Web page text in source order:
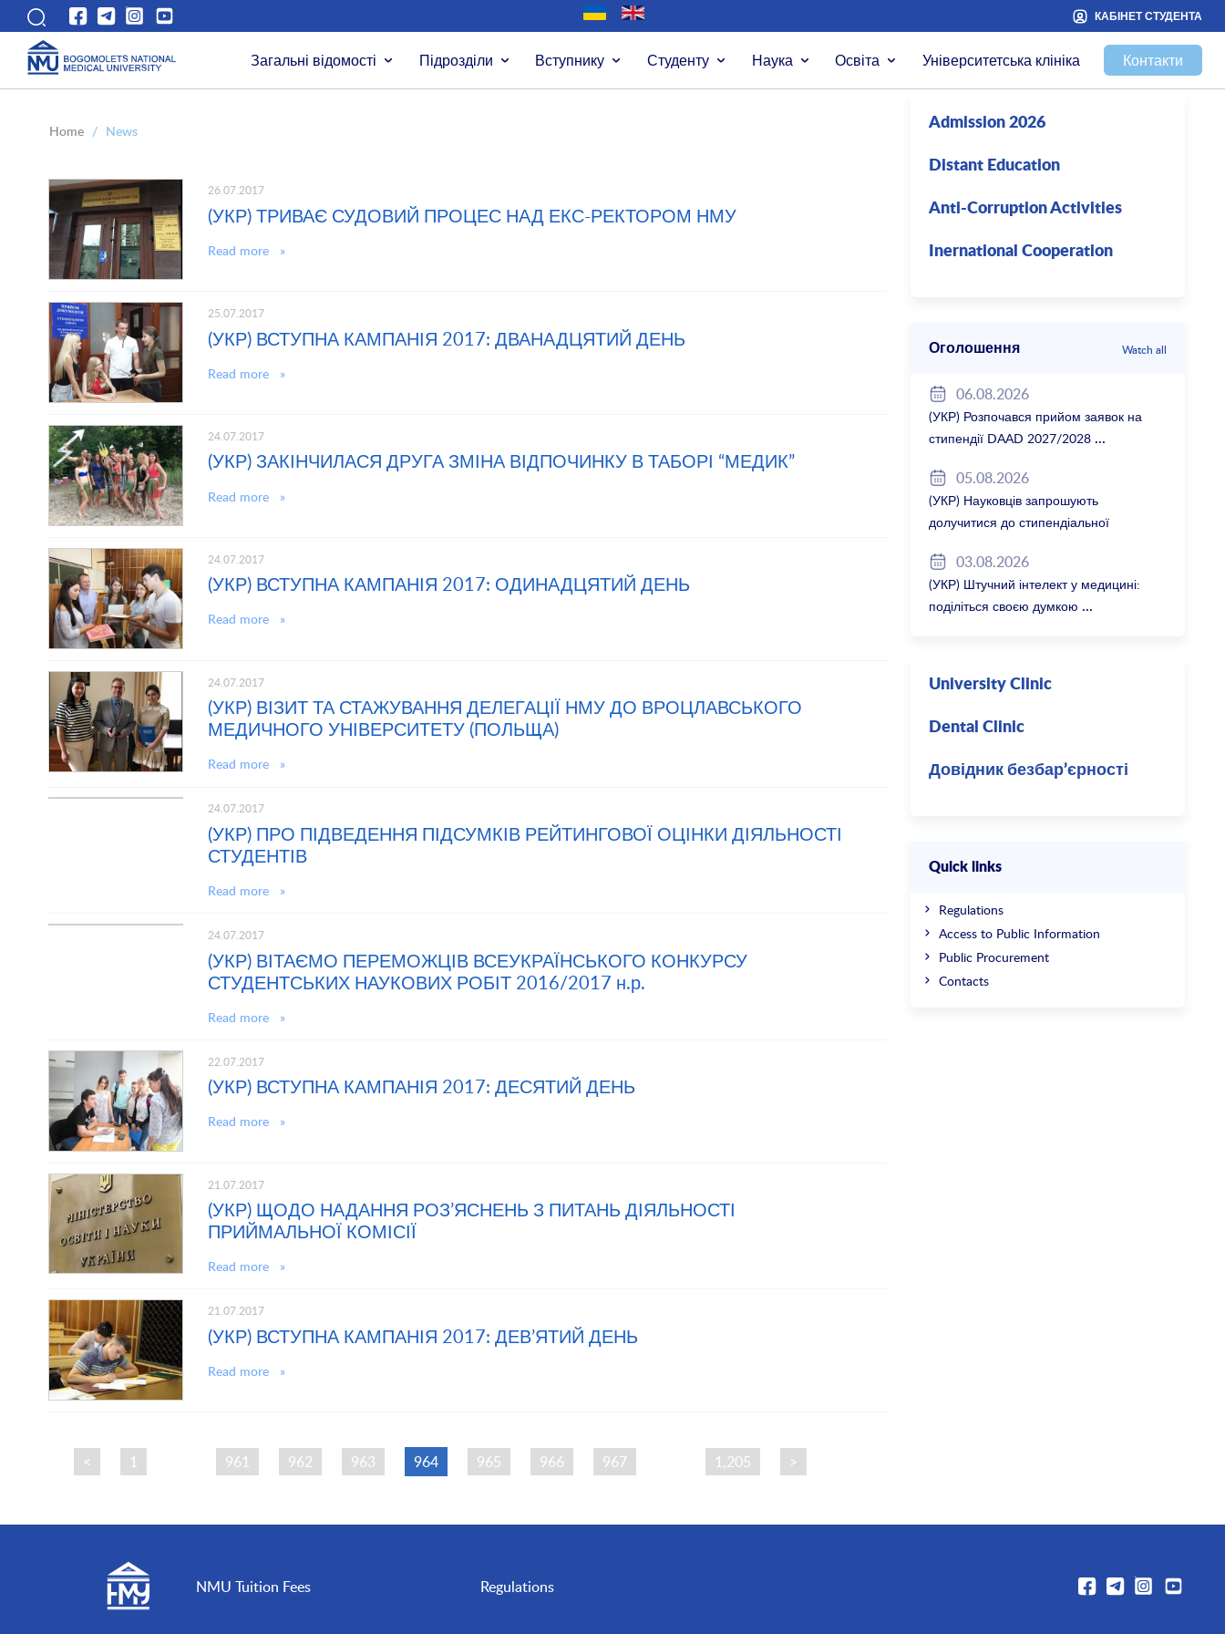
КАБІНЕТ СТУДЕНТА
Загальні відомості Підрозділи Вступнику Студенту Наука Освіта Університетська клініка Контакти
Home / News
26.07.2017
(УКР) ТРИВАЄ СУДОВИЙ ПРОЦЕС НАД ЕКС-РЕКТОРОМ НМУ
Read more »
25.07.2017
(УКР) ВСТУПНА КАМПАНІЯ 2017: ДВАНАДЦЯТИЙ ДЕНЬ
Read more »
24.07.2017
(УКР) ЗАКІНЧИЛАСЯ ДРУГА ЗМІНА ВІДПОЧИНКУ В ТАБОРІ “МЕДИК”
Read more »
24.07.2017
(УКР) ВСТУПНА КАМПАНІЯ 2017: ОДИНАДЦЯТИЙ ДЕНЬ
Read more »
24.07.2017
(УКР) ВІЗИТ ТА СТАЖУВАННЯ ДЕЛЕГАЦІЇ НМУ ДО ВРОЦЛАВСЬКОГО
МЕДИЧНОГО УНІВЕРСИТЕТУ (ПОЛЬЩА)
Read more »
24.07.2017
(УКР) ПРО ПІДВЕДЕННЯ ПІДСУМКІВ РЕЙТИНГОВОЇ ОЦІНКИ ДІЯЛЬНОСТІ
СТУДЕНТІВ
Read more »
24.07.2017
(УКР) ВІТАЄМО ПЕРЕМОЖЦІВ ВСЕУКРАЇНСЬКОГО КОНКУРСУ
СТУДЕНТСЬКИХ НАУКОВИХ РОБІТ 2016/2017 н.р.
Read more »
22.07.2017
(УКР) ВСТУПНА КАМПАНІЯ 2017: ДЕСЯТИЙ ДЕНЬ
Read more »
21.07.2017
(УКР) ЩОДО НАДАННЯ РОЗ’ЯСНЕНЬ З ПИТАНЬ ДІЯЛЬНОСТІ
ПРИЙМАЛЬНОЇ КОМІСІЇ
Read more »
21.07.2017
(УКР) ВСТУПНА КАМПАНІЯ 2017: ДЕВ’ЯТИЙ ДЕНЬ
Read more »
< 1 961 962 963 964 965 966 967 1,205 >
Admission 2026
Distant Education
Anti-Corruption Activities
Inernational Cooperation
Оголошення Watch all
06.08.2026
(УКР) Розпочався прийом заявок на
стипендії DAAD 2027/2028
05.08.2026
(УКР) Науковців запрошують
долучитися до стипендіальної
2027/2803.08.2026
(УКР) Штучний інтелект у медицині:
поділіться своєю думкою
University Clinic
Dental Clinic
Довідник безбар’єрності
Quick links
Regulations
Access to Public Information
Public Procurement
Contacts
NMU Tuition Fees Regulations